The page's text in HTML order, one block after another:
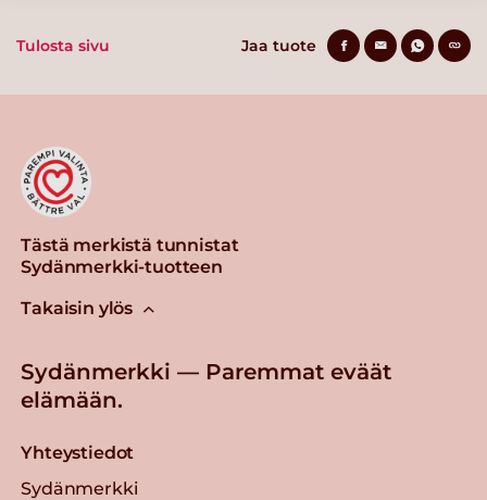
Tulosta sivu Jaa tuote
Tästä merkistä tunnistat
Sydänmerkki-tuotteen
Takaisin ylös
Sydänmerkki — Paremmat eväät
elämään.
Yhteystiedot
Sydänmerkki